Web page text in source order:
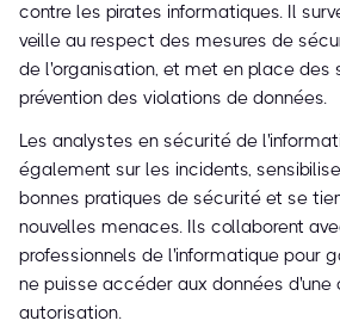
contre les pirates informatiques. Il
veille au respect des mesures de
de l'organisation, et met en place des
prévention des violations de données.
Les analystes en sécurité de
également sur les incidents,
bonnes pratiques de sécurité et se
nouvelles menaces. Ils collaborent
professionnels de l'informatique pour
ne puisse accéder aux données d'une
autorisation.